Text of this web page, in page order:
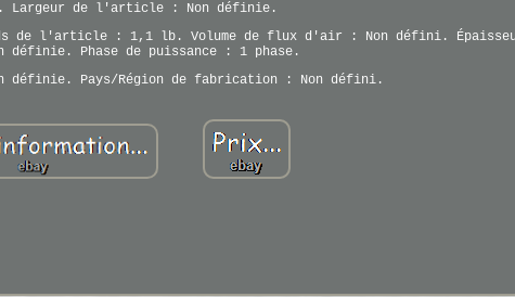
Largeur de l'article : Non définie.
de l'article : 1,1 lb. Volume de flux d'air : Non défini.
Phase de puissance : 1 phase.
définie. Pays/Région de fabrication : Non défini.